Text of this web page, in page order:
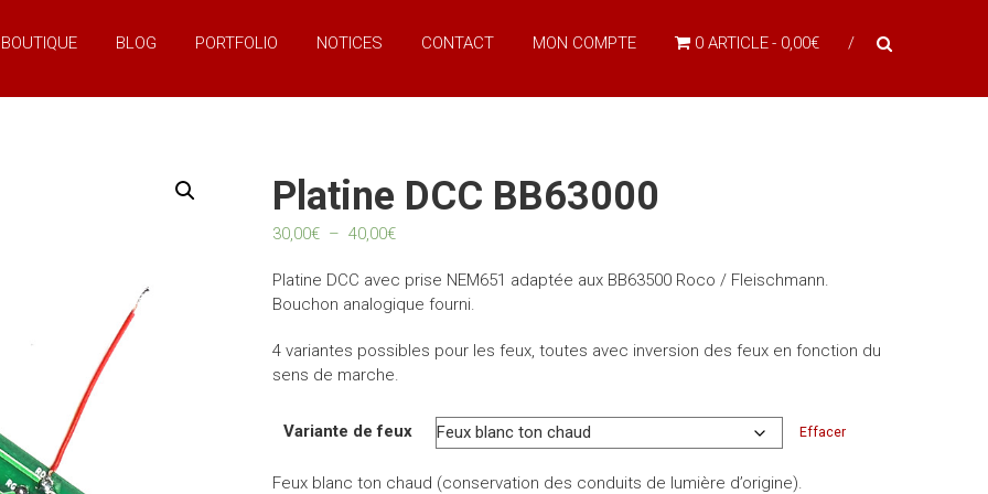
BOUTIQUE BLOG PORTFOLIO NOTICES CONTACT MON COMPTE 0 ARTICLE 0,00€
Platine DCC BB63000
30,00€ – 40,00€Plage
prix :
30,00€
40,00€
Platine DCC avec prise NEM651 adaptée aux BB63500 Roco / Fleischmann.
Bouchon analogique fourni.
4 variantes possibles pour les feux, toutes avec inversion des feux en fonction du
sens de marche.
Variante de feux Effacer
Feux blanc ton chaud (conservation des conduits de lumière d’origine).